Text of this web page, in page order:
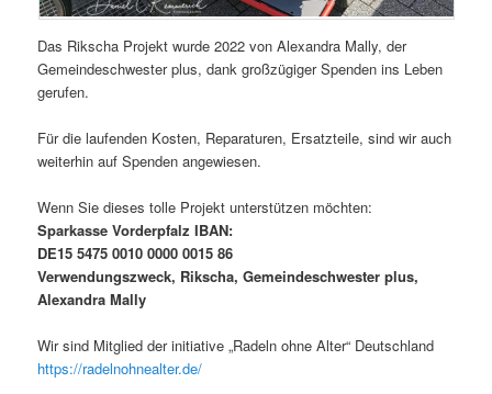
Das Rikscha Projekt wurde 2022 von Alexandra Mally, der
Gemeindeschwester plus, dank großzügiger Spenden ins Leben
gerufen.
Für die laufenden Kosten, Reparaturen, Ersatzteile, sind wir auch
weiterhin auf Spenden angewiesen.
Wenn Sie dieses tolle Projekt unterstützen möchten:
Sparkasse Vorderpfalz IBAN:
DE15 5475 0010 0000 0015 86
Verwendungszweck, Rikscha, Gemeindeschwester plus,
Alexandra Mally
Wir sind Mitglied der initiative „Radeln ohne Alter“ Deutschland
https://radelnohnealter.de/